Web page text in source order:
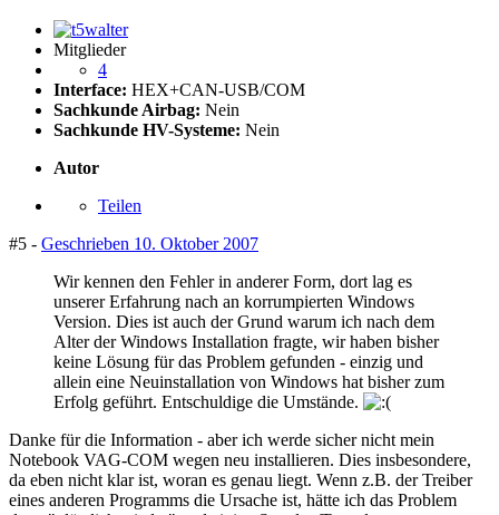
Mitglieder
4
Interface: HEX+CAN-USB/COM
Sachkunde Airbag: Nein
Sachkunde HV-Systeme: Nein
Autor
Teilen
#5 - Geschrieben 10. Oktober 2007
Wir kennen den Fehler in anderer Form, dort lag es
unserer Erfahrung nach an korrumpierten Windows
Version. Dies ist auch der Grund warum ich nach dem
Alter der Windows Installation fragte, wir haben bisher
keine Lösung für das Problem gefunden - einzig und
allein eine Neuinstallation von Windows hat bisher zum
Erfolg geführt. Entschuldige die Umstände.
Danke für die Information - aber ich werde sicher nicht mein
Notebook VAG-COM wegen neu installieren. Dies insbesondere,
da eben nicht klar ist, woran es genau liegt. Wenn z.B. der Treiber
eines anderen Programms die Ursache ist, hätte ich das Problem